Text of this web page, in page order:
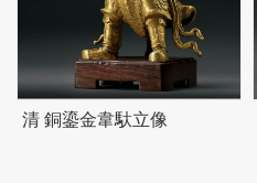
清 銅鎏金韋馱立像